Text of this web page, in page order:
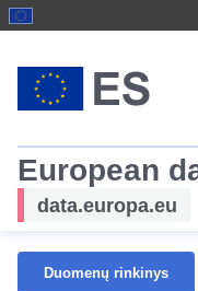
European
data.europa.eu
Duomenų rinkinys